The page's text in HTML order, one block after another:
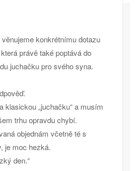
konkrétnímu dotazu
právě také poptává do
juchačku pro svého syna.
klasickou „juchačku“ a musím
trhu opravdu chybí.
objednám včetně té s
je moc hezká.
den.“